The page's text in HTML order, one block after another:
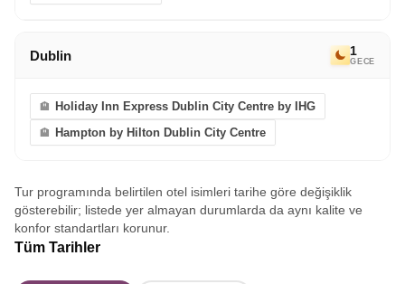
Dublin 1
GECE
Holiday Inn Express Dublin City Centre by IHG
Hampton by Hilton Dublin City Centre
Tur programında belirtilen otel isimleri tarihe göre değişiklik
gösterebilir; listede yer almayan durumlarda da aynı kalite ve
konfor standartları korunur.
Tüm Tarihler